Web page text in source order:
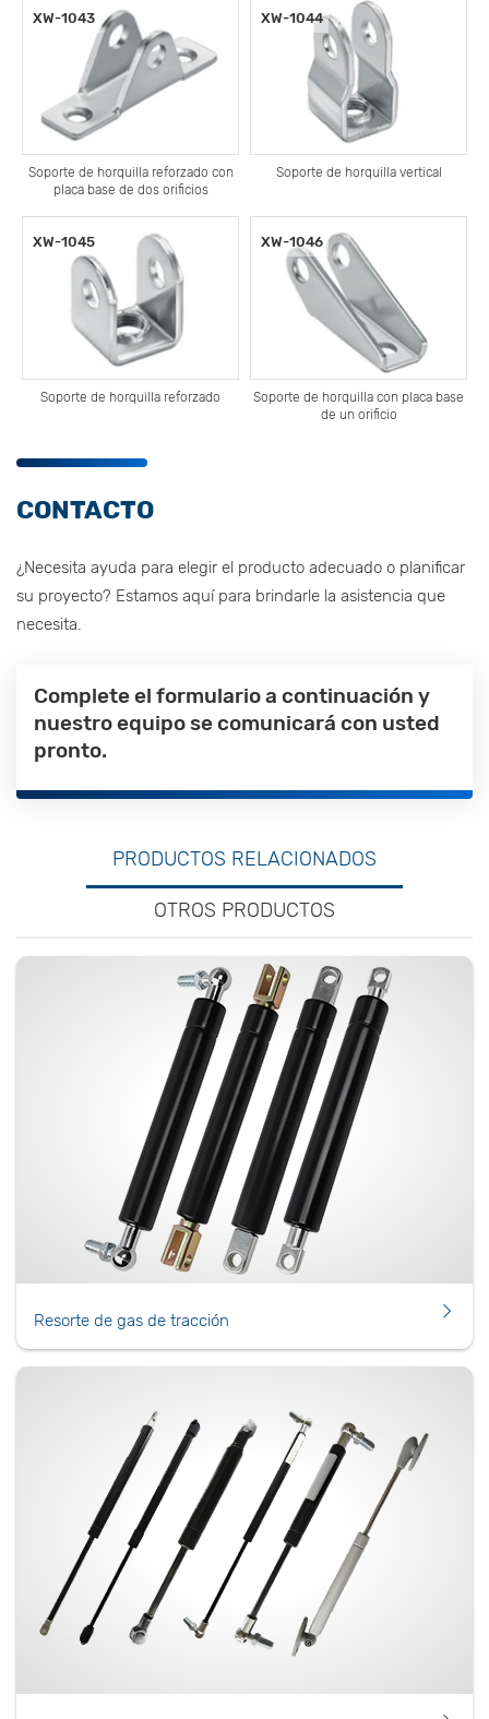
Soporte de horquilla reforzado con
placa base de dos orificios
XW-1043
Soporte de horquilla vertical
XW-1044
Soporte de horquilla reforzado
XW-1045
Soporte de horquilla con placa base
de un orificio
XW-1046
CONTACTO
¿Necesita ayuda para elegir el producto adecuado o planificar
su proyecto? Estamos aquí para brindarle la asistencia que
necesita.
Complete el formulario a continuación y
nuestro equipo se comunicará con usted
pronto.
PRODUCTOS RELACIONADOS
OTROS PRODUCTOS
Resorte de gas de tracción